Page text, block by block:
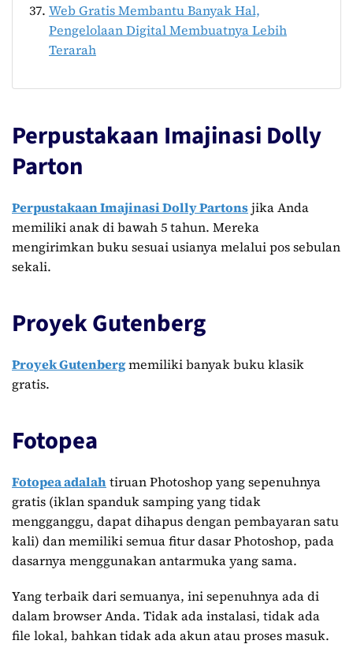
Web Gratis Membantu Banyak Hal,
Pengelolaan Digital Membuatnya Lebih
Terarah
Perpustakaan Imajinasi Dolly
Parton
Perpustakaan Imajinasi Dolly Partonsjika Anda
memiliki anak di bawah 5 tahun. Mereka
mengirimkan buku sesuai usianya melalui pos sebulan
sekali.
Proyek Gutenberg
Proyek Gutenbergmemiliki banyak buku klasik
gratis.
Fotopea
Fotopea adalahtiruan Photoshop yang sepenuhnya
gratis (iklan spanduk samping yang tidak
mengganggu, dapat dihapus dengan pembayaran satu
kali) dan memiliki semua fitur dasar Photoshop, pada
dasarnya menggunakan antarmuka yang sama.
Yang terbaik dari semuanya, ini sepenuhnya ada di
dalam browser Anda. Tidak ada instalasi, tidak ada
file lokal, bahkan tidak ada akun atau proses masuk.